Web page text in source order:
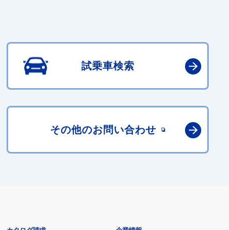
試乗車検索
その他のお問い合わせ